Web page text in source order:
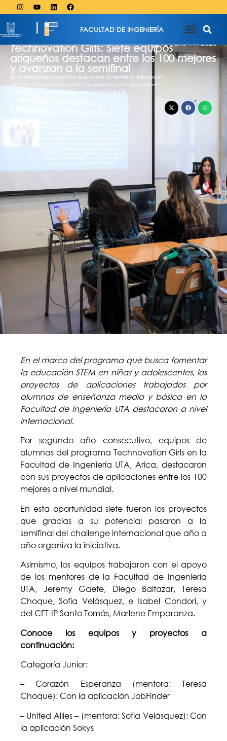
FACULTAD DE INGENIERÍA
septiembre 11, 2025
Technovation Girls: Siete equipos
ariqueños destacan entre los 100 mejores
y avanzan a la semifinal
En el marco del programa que busca fomentar la educación
STEM en niñas y adolescentes, los proyectos de aplicaciones
trabajados por alumnas de enseñanza media
En el marco del programa que busca fomentar
la educación STEM en niñas y adolescentes, los
proyectos de aplicaciones trabajados por
alumnas de enseñanza media y básica en la
Facultad de Ingeniería UTA destacaron a nivel
internacional.
Por segundo año consecutivo, equipos de
alumnas del programa Technovation Girls en la
Facultad de Ingeniería UTA, Arica, destacaron
con sus proyectos de aplicaciones entre los 100
mejores a nivel mundial.
En esta oportunidad siete fueron los proyectos
que gracias a su potencial pasaron a la
semifinal del challenge internacional que año a
año organiza la iniciativa.
Asimismo, los equipos trabajaron con el apoyo
de los mentores de la Facultad de Ingeniería
UTA, Jeremy Gaete, Diego Baltazar, Teresa
Choque, Sofía Velásquez, e Isabel Condori, y
del CFT-IP Santo Tomás, Marlene Emparanza.
Conoce los equipos y proyectos a
continuación:
Categoría Junior:
– Corazón Esperanza (mentora: Teresa
Choque): Con la aplicación JobFinder
– United Allies – (mentora: Sofia Velásquez): Con
la aplicación Sokys